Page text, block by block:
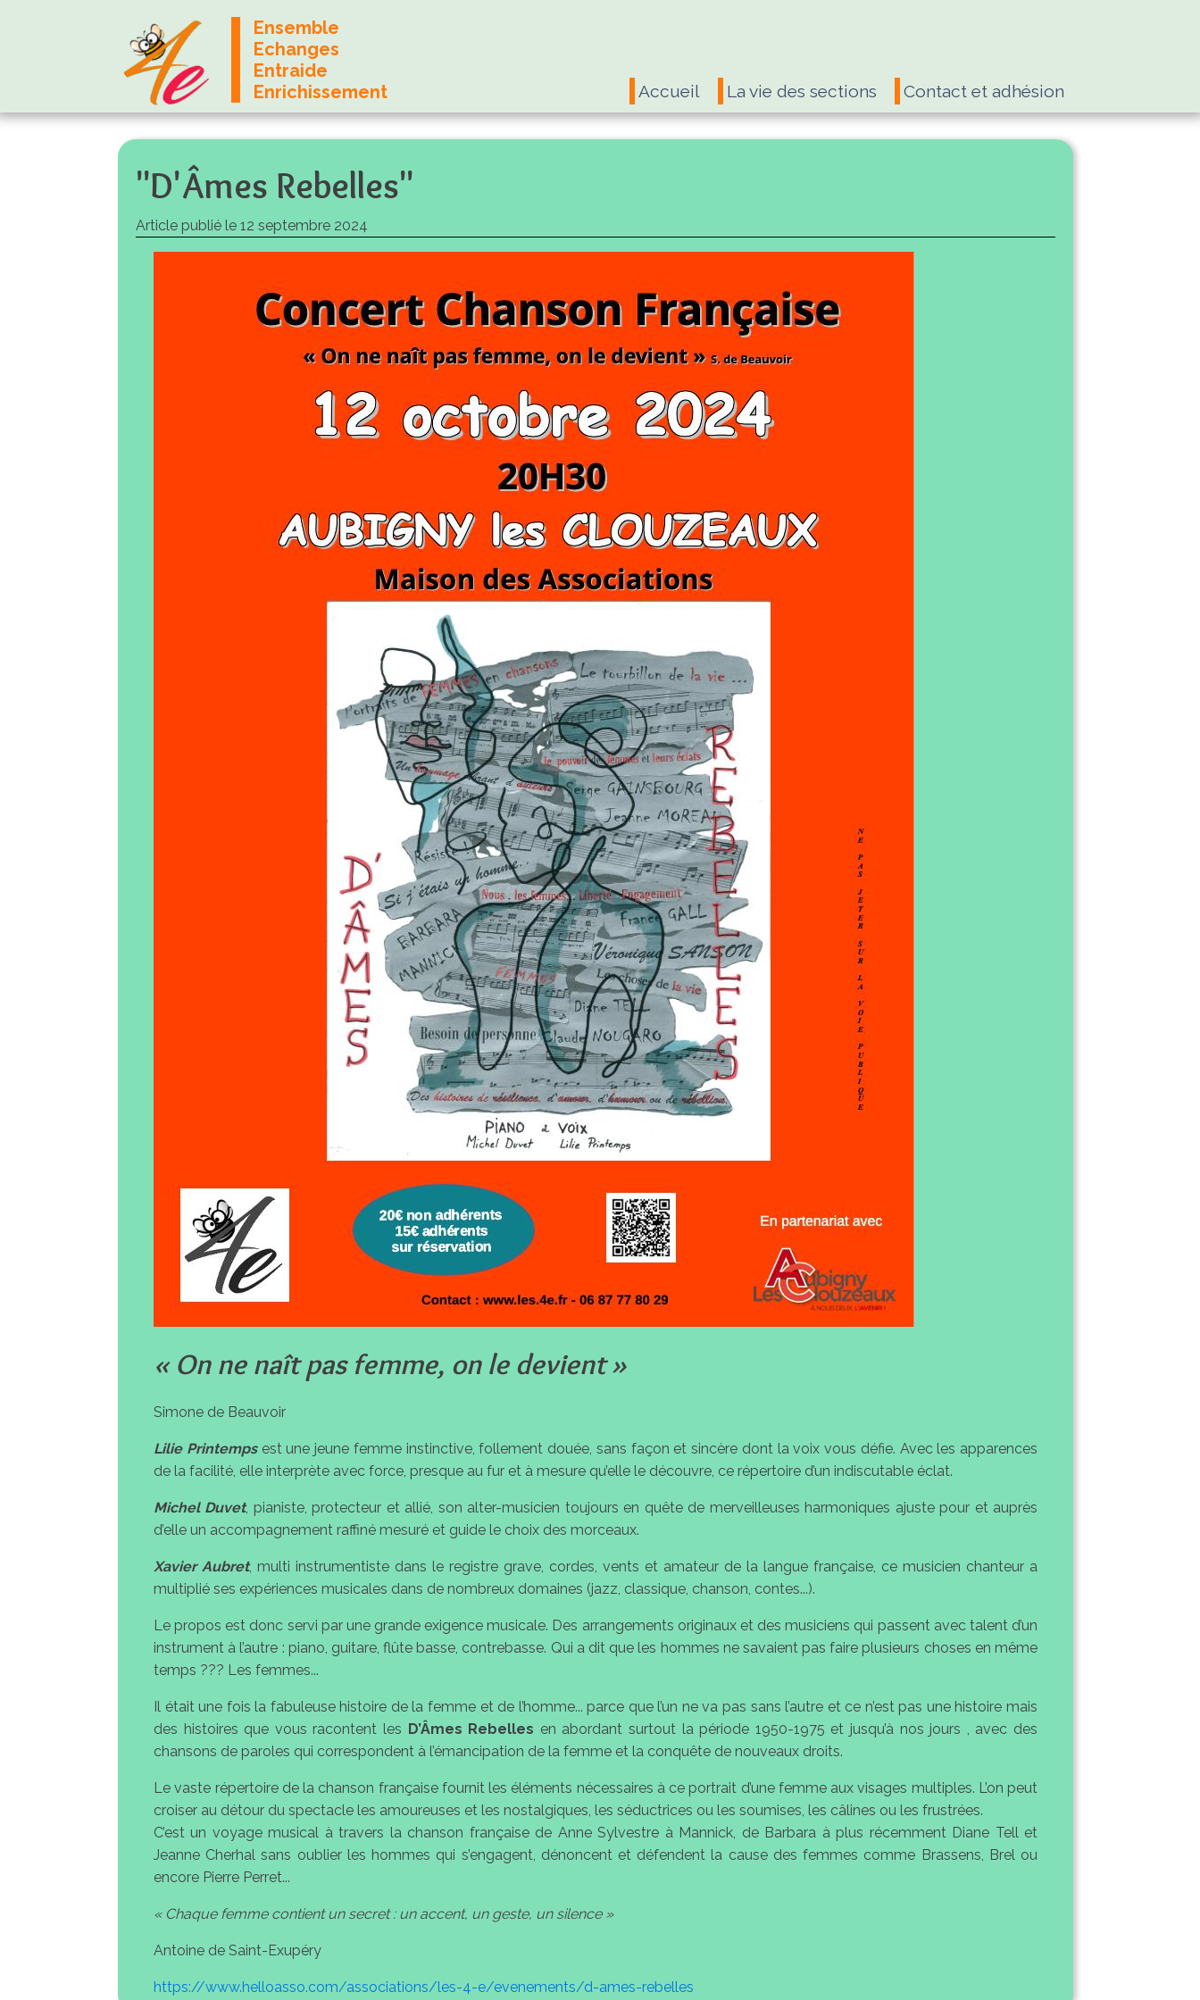
Ensemble
Echanges
Entraide
Enrichissement
Accueil La vie des sections Contact et adhésion
"D'Âmes Rebelles"
Article publié le 12 septembre 2024
« On ne naît pas femme, on le devient »
Simone de Beauvoir
Lilie Printemps est une jeune femme instinctive, follement douée, sans façon et sincère dont la voix vous défie. Avec les apparences
de la facilité, elle interprète avec force, presque au fur et à mesure qu’elle le découvre, ce répertoire d’un indiscutable éclat.
Michel Duvet, pianiste, protecteur et allié, son alter-musicien toujours en quête de merveilleuses harmoniques ajuste pour et auprès
d’elle un accompagnement raffiné mesuré et guide le choix des morceaux.
Xavier Aubret, multi instrumentiste dans le registre grave, cordes, vents et amateur de la langue française, ce musicien chanteur a
multiplié ses expériences musicales dans de nombreux domaines (jazz, classique, chanson, contes...).
Le propos est donc servi par une grande exigence musicale. Des arrangements originaux et des musiciens qui passent avec talent d’un
instrument à l’autre : piano, guitare, flûte basse, contrebasse. Qui a dit que les hommes ne savaient pas faire plusieurs choses en même
temps ??? Les femmes...
Il était une fois la fabuleuse histoire de la femme et de l’homme... parce que l’un ne va pas sans l’autre et ce n’est pas une histoire mais
des histoires que vous racontent les D’Âmes Rebelles en abordant surtout la période 1950-1975 et jusqu’à nos jours , avec des
chansons de paroles qui correspondent à l’émancipation de la femme et la conquête de nouveaux droits.
Le vaste répertoire de la chanson française fournit les éléments nécessaires à ce portrait d’une femme aux visages multiples. L’on peut
croiser au détour du spectacle les amoureuses et les nostalgiques, les séductrices ou les soumises, les câlines ou les frustrées.
C’est un voyage musical à travers la chanson française de Anne Sylvestre à Mannick, de Barbara à plus récemment Diane Tell et
Jeanne Cherhal sans oublier les hommes qui s’engagent, dénoncent et défendent la cause des femmes comme Brassens, Brel ou
encore Pierre Perret...
« Chaque femme contient un secret : un accent, un geste, un silence »
Antoine de Saint-Exupéry
https://www.helloasso.com/associations/les-4-e/evenements/d-ames-rebelles